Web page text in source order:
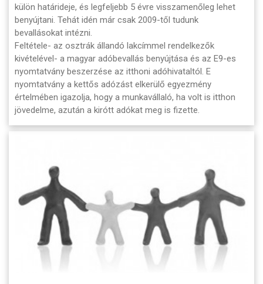
külön határideje, és legfeljebb 5 évre visszamenőleg lehet
benyújtani. Tehát idén már csak 2009-től tudunk
bevallásokat intézni.
Feltétele- az osztrák állandó lakcímmel rendelkezők
kivételével- a magyar adóbevallás benyújtása és az E9-es
nyomtatvány beszerzése az itthoni adóhivataltól. E
nyomtatvány a kettős adózást elkerülő egyezmény
értelmében igazolja, hogy a munkavállaló, ha volt is itthon
jövedelme, azután a kirótt adókat meg is fizette.